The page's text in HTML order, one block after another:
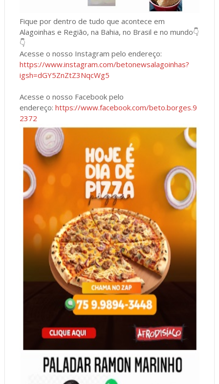
Fique por dentro de tudo que acontece em
Alagoinhas e Região, na Bahia, no Brasil e no mundo👇
👇
Acesse o nosso Instagram pelo endereço:
https://www.instagram.com/betonewsalagoinhas?
igsh=dGY5ZnZtZ3NqcWg5
Acesse o nosso Facebook pelo
endereço: https://www.facebook.com/beto.borges.9
2372